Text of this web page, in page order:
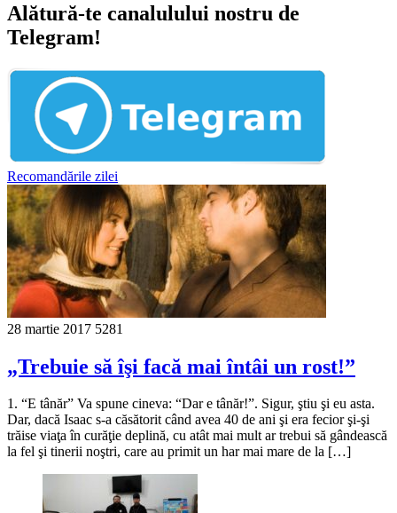
Alătură-te canalulului nostru de
Telegram!
Recomandările zilei
28 martie 2017 5281
„Trebuie să îşi facă mai întâi un rost!”
1. “E tânăr” Va spune cineva: “Dar e tânăr!”. Sigur, ştiu şi eu asta.
Dar, dacă Isaac s-a căsătorit când avea 40 de ani şi era fecior şi-şi
trăise viaţa în curăţie deplină, cu atât mai mult ar trebui să gândească
la fel şi tinerii noştri, care au primit un har mai mare de la […]